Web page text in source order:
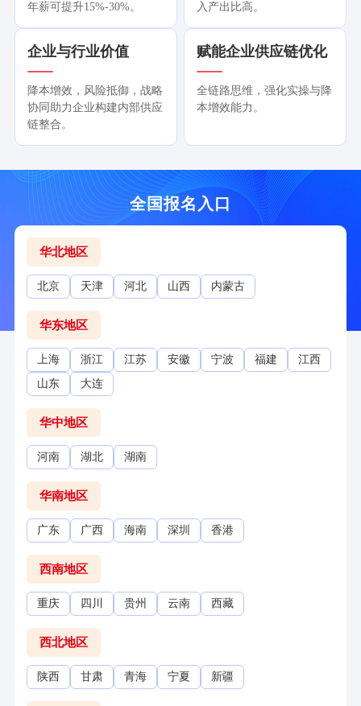
年薪可提升15%-30%。
入产出比高。
企业与行业价值
降本增效，风险抵御，战略
协同助力企业构建内部供应
链整合。
赋能企业供应链优化
全链路思维，强化实操与降
本增效能力。
全国报名入口
华北地区
北京 天津 河北 山西 内蒙古
华东地区
上海 浙江 江苏 安徽 宁波 福建
江西
山东
大连
华中地区
河南 湖北 湖南
华南地区
广东 广西 海南 深圳 香港
西南地区
重庆 四川 贵州 云南 西藏
西北地区
陕西 甘肃 青海 宁夏 新疆